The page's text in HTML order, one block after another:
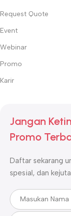
Request Quote
Event
Webinar
Promo
Karir
Jangan
Promo
Daftar sekarang
spesial, dan